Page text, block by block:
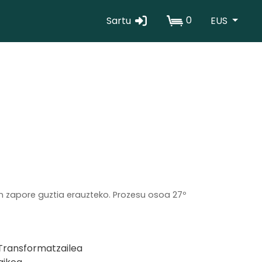
Erabiltzaile
Sartu 0 EUS
guztia erauzteko. Prozesu osoa 27º